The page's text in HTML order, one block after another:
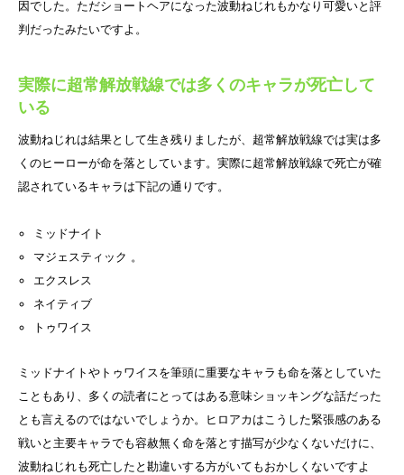
因でした。ただショートヘアになった波動ねじれもかなり可愛いと評
判だったみたいですよ。
実際に超常解放戦線では多くのキャラが死亡して
いる
波動ねじれは結果として生き残りましたが、超常解放戦線では実は多
くのヒーローが命を落としています。実際に超常解放戦線で死亡が確
認されているキャラは下記の通りです。
ミッドナイト
マジェスティック 。
エクスレス
ネイティブ
トゥワイス
ミッドナイトやトゥワイスを筆頭に重要なキャラも命を落としていた
こともあり、多くの読者にとってはある意味ショッキングな話だった
とも言えるのではないでしょうか。ヒロアカはこうした緊張感のある
戦いと主要キャラでも容赦無く命を落とす描写が少なくないだけに、
波動ねじれも死亡したと勘違いする方がいてもおかしくないですよ